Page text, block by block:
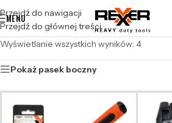
Przejdź do nawigacji
Przejdź do głównej treści
MENU
Wyświetlanie wszystkich wyników: 4
Pokaż pasek boczny